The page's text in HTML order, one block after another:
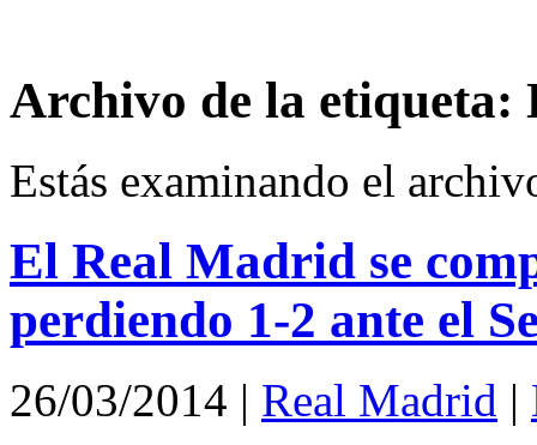
Archivo de la etiqueta:
Estás examinando el
El Real Madrid se
perdiendo 1-2 ante el
26/03/2014 | Real Madrid |